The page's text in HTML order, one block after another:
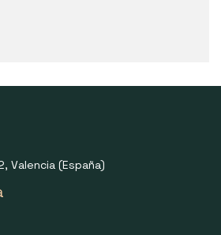
Valencia (España)